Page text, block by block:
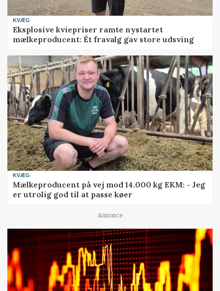
KVÆG
Eksplosive kviepriser ramte nystartet
mælkeproducent: Ét fravalg gav store udsving
KVÆG
Mælkeproducent på vej mod 14.000 kg EKM: - Jeg
er utrolig god til at passe køer
Annonce